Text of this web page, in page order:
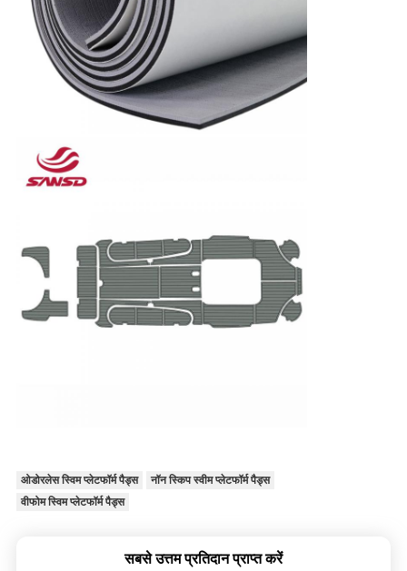
ओडोरलेस स्विम प्लेटफॉर्म पैड्स
नॉन स्किप स्वीम प्लेटफॉर्म पैड्स
वीफोम स्विम प्लेटफॉर्म पैड्स
सबसे उत्तम प्रतिदान प्राप्त करें